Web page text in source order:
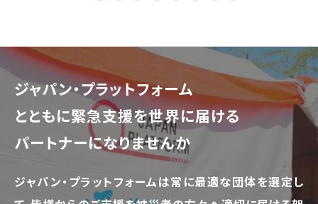
ジャパン・プラットフォーム
とともに緊急支援を世界に届ける
パートナーになりませんか
ジャパン・プラットフォームは常に最適な団体を選定し